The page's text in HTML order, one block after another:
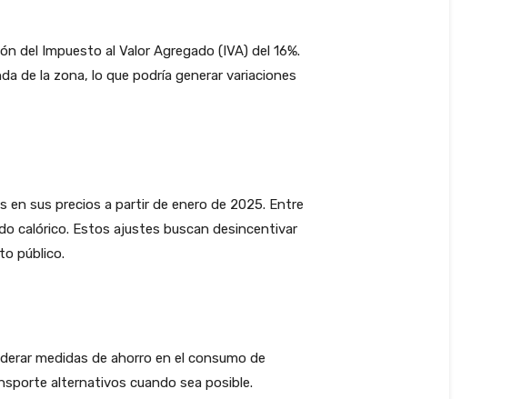
del Impuesto al Valor Agregado (IVA) del 16%.
de la zona, lo que podría generar variaciones
sus precios a partir de enero de 2025. Entre
calórico. Estos ajustes buscan desincentivar
público.
medidas de ahorro en el consumo de
alternativos cuando sea posible.